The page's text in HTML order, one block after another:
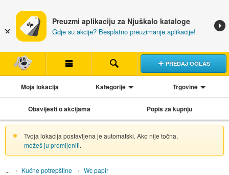
Preuzmi aplikaciju za Njuškalo kataloge
Gdje su akcije? Besplatno preuzimanje aplikacije!
PREDAJ OGLAS
Moja lokacija Kategorije Trgovine
Obavijesti o akcijama Popis za kupnju
Tvoja lokacija postavljena je automatski. Ako nije točna,
možeš ju promijeniti.
Kućne potrepštine Wc papir